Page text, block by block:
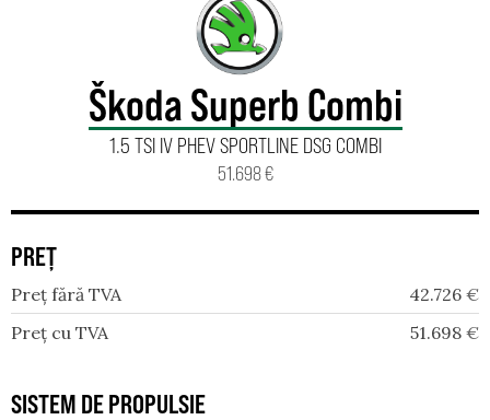
Škoda Superb Combi
1.5 TSI IV PHEV SPORTLINE DSG COMBI
51.698 €
PREȚ
Preț fără TVA 42.726 €
Preț cu TVA
51.698 €
SISTEM DE PROPULSIE